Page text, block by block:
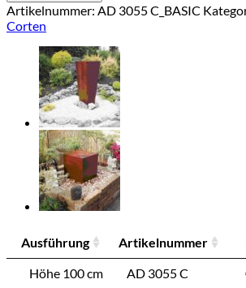
(
Ellipse
)
Corten-
Stahl
Menge
Artikelnummer: AD 3055 C_BASIC
Corten
Ausführung Artikelnummer
Ausführung
Artikelnummer
Höhe 100 cm AD 3055 C